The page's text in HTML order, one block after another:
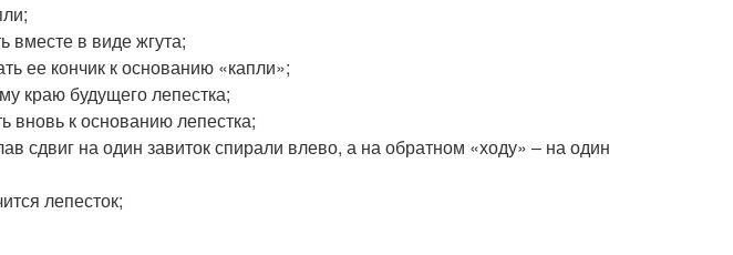
вместе в виде жгута;
ее кончик к основанию «капли»;
краю будущего лепестка;
вновь к основанию лепестка;
сдвиг на один завиток спирали влево, а на обратном «ходу» ‒ на один
лепесток;